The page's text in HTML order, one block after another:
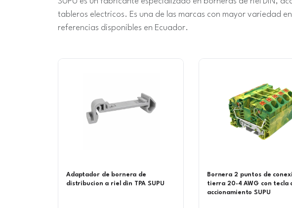
tableros electricos. Es una de las marcas con mayor variedad
referencias disponibles en Ecuador.
Adaptador de bornera de
distribucion a riel din TPA SUPU
Bornera 2 puntos de
tierra 20-4 AWG con tecla
accionamiento SUPU